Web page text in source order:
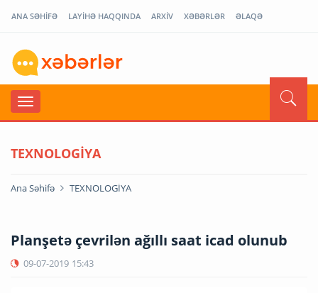
ANA SƏHİFƏ LAYİHƏ HAQQINDA ARXİV XƏBƏRLƏR ƏLAQƏ
TEXNOLOGİYA
Ana Səhifə TEXNOLOGİYA
Planşetə çevrilən ağıllı saat icad olunub
09-07-2019 15:43